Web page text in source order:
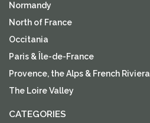
Normandy
North of France
Occitania
Paris & Île-de-France
Provence, the Alps & French Riviera
The Loire Valley
CATEGORIES